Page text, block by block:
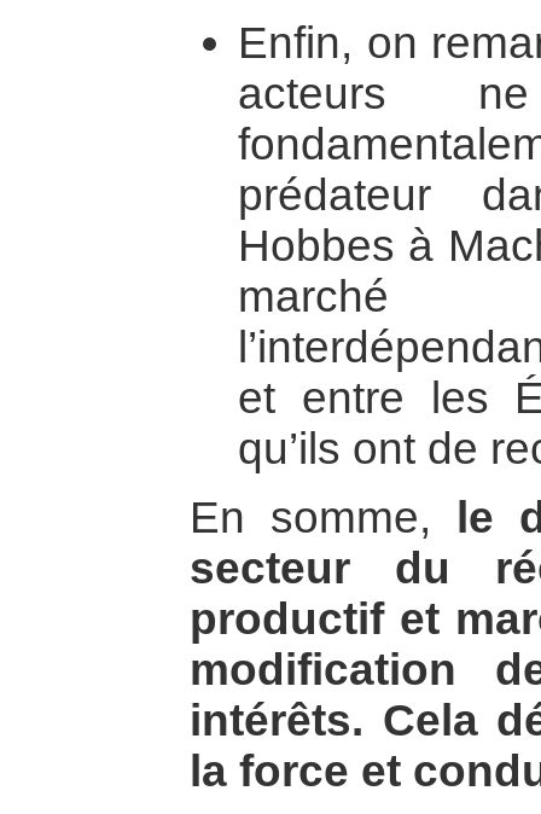
Enfin, on
acteurs
prédateur
Hobbes à
marché
et entre les
qu’ils ont de
En somme,
le
secteur du
productif et
modification
intérêts. Cela
la force et